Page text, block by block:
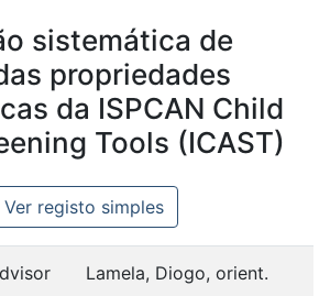
sistemática de
propriedades
da ISPCAN Child
Tools (ICAST)
Ver registo simples
Lamela, Diogo, orient.